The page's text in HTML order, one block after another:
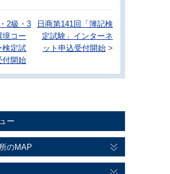
2級・3
境コー
検定試
付開始
日商第141回「簿記検
定試験」インターネ
ット申込受付開始>
ー
のMAP